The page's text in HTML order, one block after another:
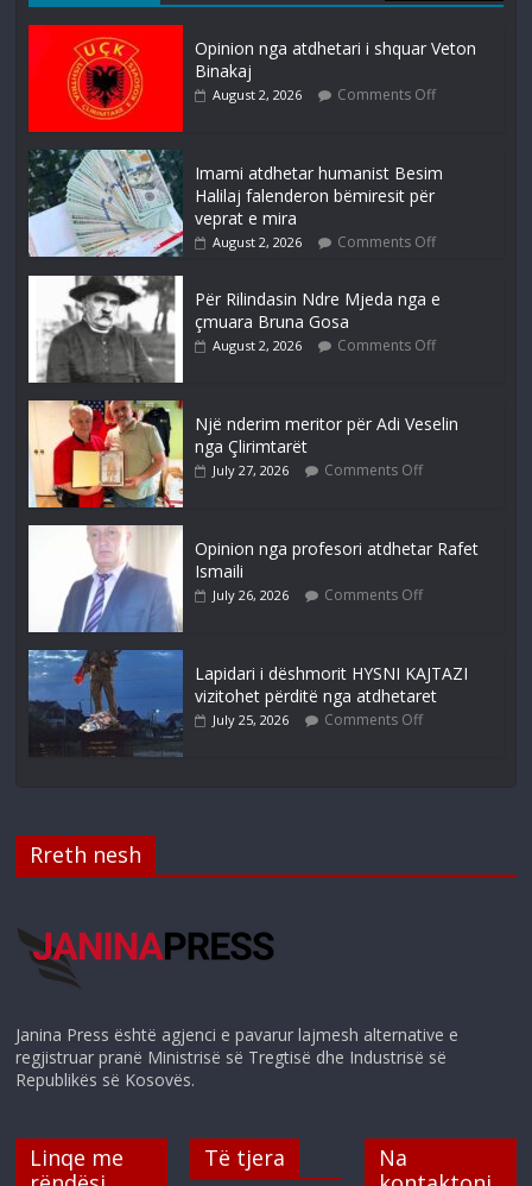
Opinion nga atdhetari i shquar Veton
Binakaj
August 2, 2026 Comments Off
Imami atdhetar humanist Besim
Halilaj falenderon bëmiresit për
veprat e mira
August 2, 2026 Comments Off
Për Rilindasin Ndre Mjeda nga e
çmuara Bruna Gosa
August 2, 2026 Comments Off
Një nderim meritor për Adi Veselin
nga Çlirimtarët
July 27, 2026 Comments Off
Opinion nga profesori atdhetar Rafet
Ismaili
July 26, 2026 Comments Off
Lapidari i dëshmorit HYSNI KAJTAZI
vizitohet përditë nga atdhetaret
July 25, 2026 Comments Off
Rreth nesh
Janina Press është agjenci e pavarur lajmesh alternative e
regjistruar pranë Ministrisë së Tregtisë dhe Industrisë së
Republikës së Kosovës.
Linqe me
Të tjera
Na